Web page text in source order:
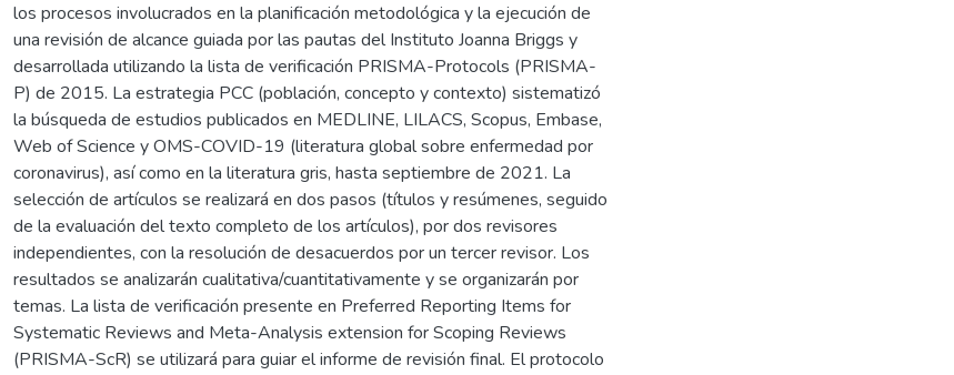
los procesos involucrados en la planificación metodológica y la ejecución de
una revisión de alcance guiada por las pautas del Instituto Joanna Briggs y
desarrollada utilizando la lista de verificación PRISMA-Protocols (PRISMA-
P) de 2015. La estrategia PCC (población, concepto y contexto) sistematizó
la búsqueda de estudios publicados en MEDLINE, LILACS, Scopus, Embase,
Web of Science y OMS-COVID-19 (literatura global sobre enfermedad por
coronavirus), así como en la literatura gris, hasta septiembre de 2021. La
selección de artículos se realizará en dos pasos (títulos y resúmenes, seguido
de la evaluación del texto completo de los artículos), por dos revisores
independientes, con la resolución de desacuerdos por un tercer revisor. Los
resultados se analizarán cualitativa/cuantitativamente y se organizarán por
temas. La lista de verificación presente en Preferred Reporting Items for
Systematic Reviews and Meta-Analysis extension for Scoping Reviews
(PRISMA-ScR) se utilizará para guiar el informe de revisión final. El protocolo